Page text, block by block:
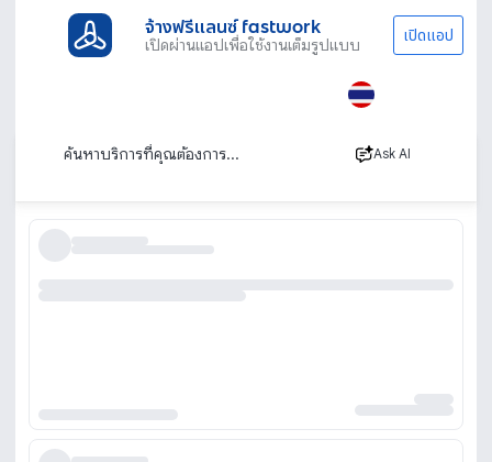
จ้างฟรีแลนซ์ fastwork
เปิดผ่านแอปเพื่อใช้งานเต็มรูปแบบ เปิดแอป
Ask AI
ผลิตบรรจุภัณฑ์
เรียงตาม